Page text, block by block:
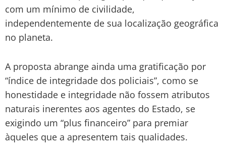
com um mínimo de civilidade,
independentemente de sua localização geográfica
no planeta.
A proposta abrange ainda uma gratificação por
“índice de integridade dos policiais”, como se
honestidade e integridade não fossem atributos
naturais inerentes aos agentes do Estado, se
exigindo um “plus financeiro” para premiar
àqueles que a apresentem tais qualidades.